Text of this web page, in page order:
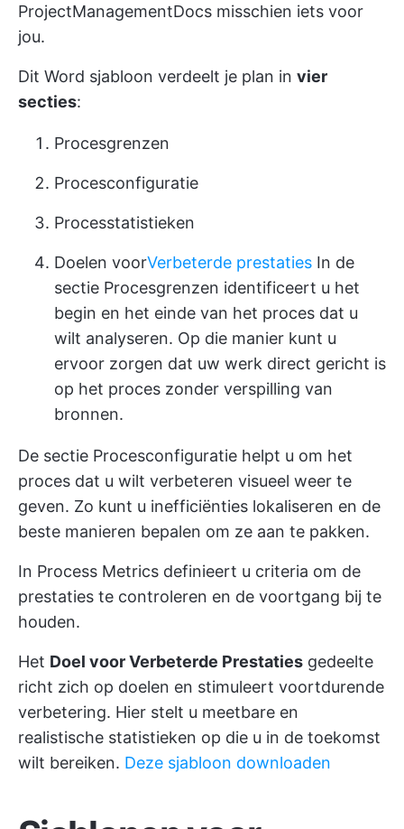
ProjectManagementDocs misschien iets voor
jou.
Dit Word sjabloon verdeelt je plan in vier
secties:
Procesgrenzen
Procesconfiguratie
Processtatistieken
Doelen voorVerbeterde prestaties In de
sectie Procesgrenzen identificeert u het
begin en het einde van het proces dat u
wilt analyseren. Op die manier kunt u
ervoor zorgen dat uw werk direct gericht is
op het proces zonder verspilling van
bronnen.
De sectie Procesconfiguratie helpt u om het
proces dat u wilt verbeteren visueel weer te
geven. Zo kunt u inefficiënties lokaliseren en de
beste manieren bepalen om ze aan te pakken.
In Process Metrics definieert u criteria om de
prestaties te controleren en de voortgang bij te
houden.
Het Doel voor Verbeterde Prestaties gedeelte
richt zich op doelen en stimuleert voortdurende
verbetering. Hier stelt u meetbare en
realistische statistieken op die u in de toekomst
wilt bereiken. Deze sjabloon downloaden